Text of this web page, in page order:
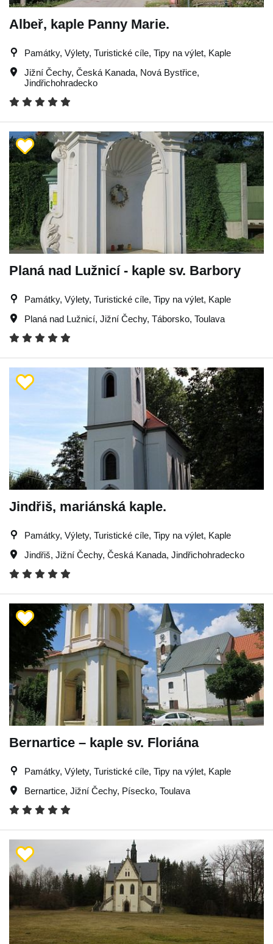
Albeř, kaple Panny Marie.
Památky, Výlety, Turistické cíle, Tipy na výlet, Kaple
Jižní Čechy, Česká Kanada, Nová Bystřice,
Jindřichohradecko
Planá nad Lužnicí - kaple sv. Barbory
Památky, Výlety, Turistické cíle, Tipy na výlet, Kaple
Planá nad Lužnicí, Jižní Čechy, Táborsko, Toulava
Jindřiš, mariánská kaple.
Památky, Výlety, Turistické cíle, Tipy na výlet, Kaple
Jindřiš, Jižní Čechy, Česká Kanada, Jindřichohradecko
Bernartice – kaple sv. Floriána
Památky, Výlety, Turistické cíle, Tipy na výlet, Kaple
Bernartice, Jižní Čechy, Písecko, Toulava